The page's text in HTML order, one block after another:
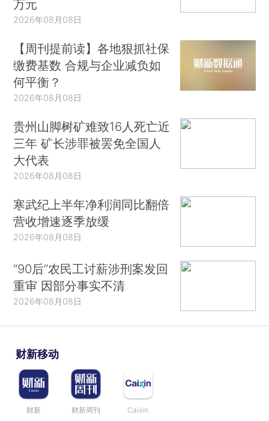
万元
2026年08月08日
【周刊提前读】各地狠抓社保
缴费基数 合规与企业减负如
何平衡？
2026年08月08日
贵州山脚树矿难致16人死亡近
三年 矿长涉罪被罢免全国人
大代表
2026年08月08日
寒武纪上半年净利润同比翻倍
营收增速逐季放缓
2026年08月08日
“90后”农民工讨薪涉刑案发回
重审 因部分事实不清
2026年08月08日
财新移动
财新 财新周刊 Caixin